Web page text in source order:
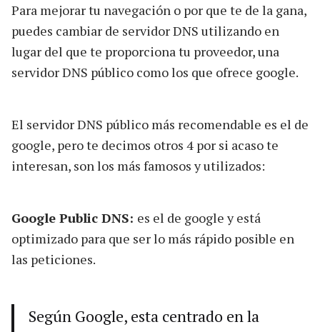
Para mejorar tu navegación o por que te de la gana,
puedes cambiar de servidor DNS utilizando en
lugar del que te proporciona tu proveedor, una
servidor DNS público como los que ofrece google.
El servidor DNS público más recomendable es el de
google, pero te decimos otros 4 por si acaso te
interesan, son los más famosos y utilizados:
Google Public DNS: es el de google y está
optimizado para que ser lo más rápido posible en
las peticiones.
Según Google, esta centrado en la